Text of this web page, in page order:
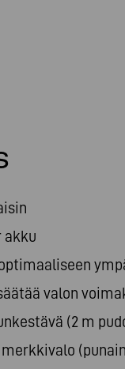
akku
valon
(2 m